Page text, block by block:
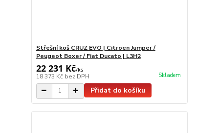
Střešní koš CRUZ EVO | Citroen Jumper /
Peugeot Boxer / Fiat Ducato | L3H2
22 231 Kč/ks
18 373 Kč bez DPH Skladem
Přidat do košíku